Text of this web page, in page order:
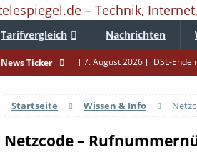
Tarifvergleich Nachrichten
News Ticker [ 7. August 2026 ] DSL-
[ 4. August 2026 ]
[ 3. August 2026 ]
1&1
Startseite Wissen & Info
Netzcode –